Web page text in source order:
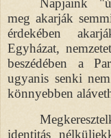
Napjaink
meg akarják
érdekében
Egyházat,
beszédében a
ugyanis senki
könnyebben
identitás